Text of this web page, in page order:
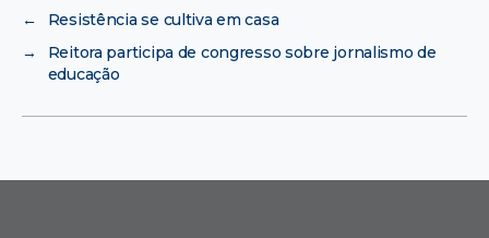
←
Resistência se cultiva em casa
→
Reitora participa de congresso sobre jornalismo de
educação